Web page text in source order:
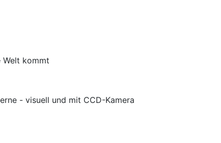
Welt kommt
- visuell und mit CCD-Kamera